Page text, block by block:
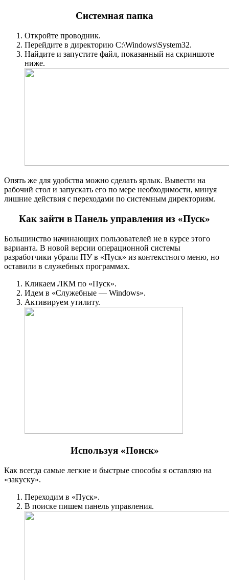
Системная папка
Откройте проводник.
Перейдите в директорию C:\Windows\System32.
Найдите и запустите файл, показанный на скриншоте
ниже.
Опять же для удобства можно сделать ярлык. Вывести на
рабочий стол и запускать его по мере необходимости, минуя
лишние действия с переходами по системным директориям.
Как зайти в Панель управления из «Пуск»
Большинство начинающих пользователей не в курсе этого
варианта. В новой версии операционной системы
разработчики убрали ПУ в «Пуск» из контекстного меню, но
оставили в служебных программах.
Кликаем ЛКМ по «Пуск».
Идем в «Служебные — Windows».
Активируем утилиту.
Используя «Поиск»
Как всегда самые легкие и быстрые способы я оставляю на
«закуску».
Переходим в «Пуск».
В поиске пишем панель управления.